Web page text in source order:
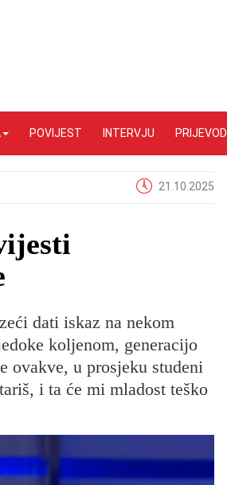
POVIJEST INTERVJU PRIJEVODI
21.10.2025
dati iskaz na nekom
koljenom, generacijo
ovakve, u prosjeku studeni
i ta će mi mladost teško